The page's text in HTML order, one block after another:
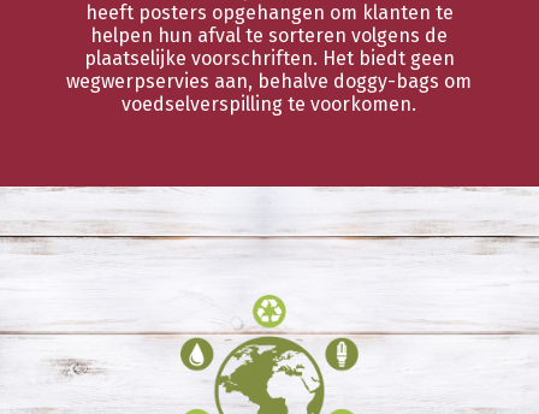
heeft posters opgehangen om klanten te
helpen hun afval te sorteren volgens de
plaatselijke voorschriften. Het biedt geen
wegwerpservies aan, behalve doggy-bags om
voedselverspilling te voorkomen.